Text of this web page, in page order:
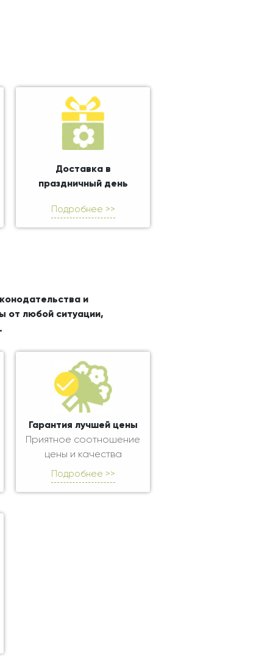
Доставка в
праздничный день
Подробнее >>
и
от любой ситуации,
Гарантия лучшей цены
Приятное соотношение
цены и качества
Подробнее >>